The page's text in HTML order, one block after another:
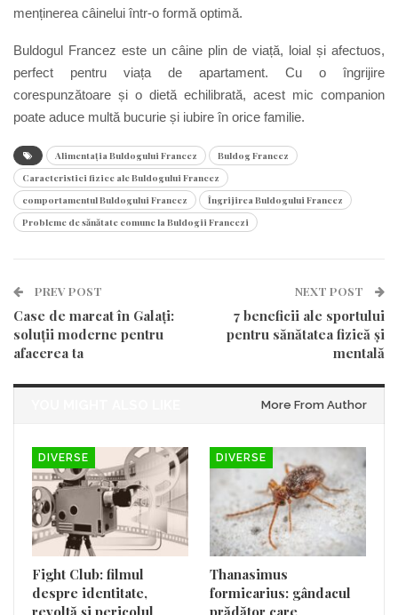
menținerea câinelui într-o formă optimă.
Buldogul Francez este un câine plin de viață, loial și afectuos,
perfect pentru viața de apartament. Cu o îngrijire
corespunzătoare și o dietă echilibrată, acest mic companion
poate aduce multă bucurie și iubire în orice familie.
Alimentația Buldogului Francez
Buldog Francez
Caracteristici fizice ale Buldogului Francez
comportamentul Buldogului Francez
Îngrijirea Buldogului Francez
Probleme de sănătate comune la Buldogii Francezi
PREV POST
Case de marcat în Galați:
soluții moderne pentru
afacerea ta
NEXT POST
7 beneficii ale sportului
pentru sănătatea fizică și
mentală
More From Author
DIVERSE
Fight Club: filmul
despre identitate,
revoltă și pericolul
DIVERSE
Thanasimus
formicarius: gândacul
prădător care